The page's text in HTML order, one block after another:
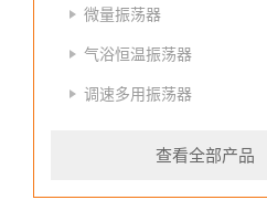
微量振荡器
气浴恒温振荡器
调速多用振荡器
查看全部产品